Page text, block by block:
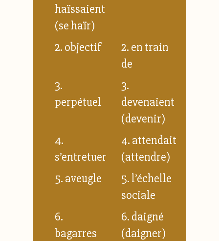
haïssaient
(se haïr)
2. objectif
2. en train
de
3.
perpétuel
3.
devenaient
(devenir)
4.
s’entretuer
4. attendait
(attendre)
5. aveugle
5. l’échelle
sociale
6.
bagarres
6. daigné
(daigner)